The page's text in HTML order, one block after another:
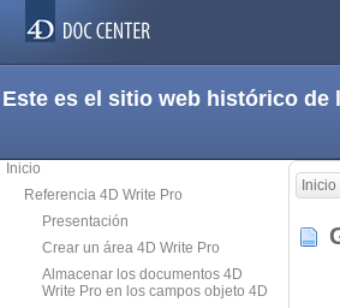
Este es el sitio web histórico de
Inicio
Referencia 4D Write Pro
Presentación
Crear un área 4D Write Pro
Almacenar los documentos 4D
Write Pro en los campos objeto 4D
Inicio